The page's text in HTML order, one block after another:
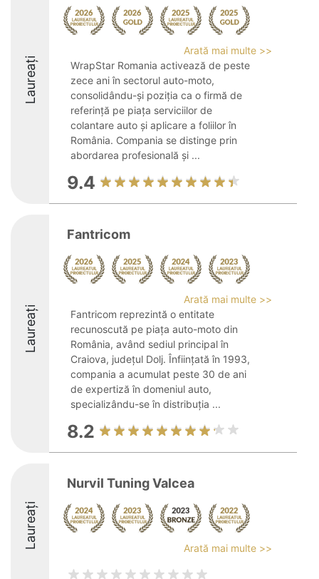
Laureați
Arată mai multe >>
WrapStar Romania activează de peste
zece ani în sectorul auto-moto,
consolidându-și poziția ca o firmă de
referință pe piața serviciilor de
colantare auto și aplicare a foliilor în
România. Compania se distinge prin
abordarea profesională și ...
9.4
Laureați
Fantricom
Arată mai multe >>
Fantricom reprezintă o entitate
recunoscută pe piața auto-moto din
România, având sediul principal în
Craiova, județul Dolj. Înființată în 1993,
compania a acumulat peste 30 de ani
de expertiză în domeniul auto,
specializându-se în distribuția ...
8.2
Laureați
Nurvil Tuning Valcea
Arată mai multe >>